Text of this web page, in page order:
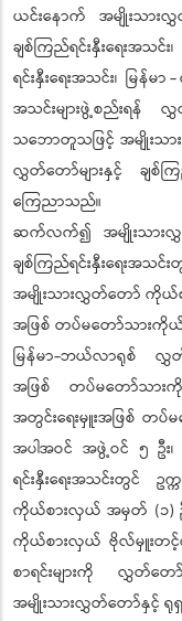
ယင်းနောက် အမျိုးသားလွှ
ချစ်ကြည်ရင်းနှီးရေးအသ
ရင်းနှီးရေးအသင်း၊ မြန်
အသင်းများဖွဲ့စည်းရ
သဘောတူသဖြင့် အမျိုးသ
လွှတ်တော်များနှင့် ချစ်ကြ
ကြေညာသည်။
ဆက်လက်၍ အမျိုးသားလွှတ်
ချစ်ကြည်ရင်းနှီးရေးအ
အမျိုးသားလွှတ်တော် ကိုယ်စ
အဖြစ် တပ်မတော်သားကို
မြန်မာ-ဘယ်လာရုစ် လွှတ်တ
အဖြစ် တပ်မတော်သား
အတွင်းရေးမှူးအဖြစ် တ
အပါအဝင် အဖွဲ့ဝင် ၅ ဦး၊
ရင်းနှီးရေးအသင်းတွင် ဥ
ကိုယ်စားလှယ် အမှတ် (၁) ဦ
ကိုယ်စားလှယ် ဗိုလ်မှူးတင့်
စာရင်းများကို လွှတ်
အမျိုးသားလွှတ်တော်နှင့် ရု